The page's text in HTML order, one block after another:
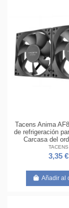
Tacens Anima
de refrigeración
Carcasa del
TACENS
3,35 €
Añadir al